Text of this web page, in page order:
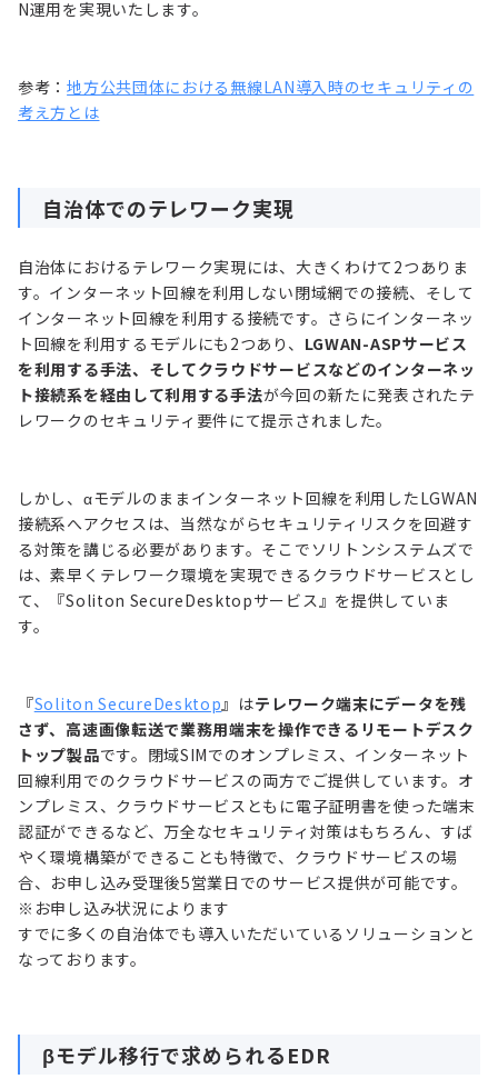
N運用を実現いたします。
参考：地方公共団体における無線LAN導入時のセキュリティの
考え方とは
自治体でのテレワーク実現
自治体におけるテレワーク実現には、大きくわけて2つありま
す。インターネット回線を利用しない閉域網での接続、そして
インターネット回線を利用する接続です。さらにインターネッ
ト回線を利用するモデルにも2つあり、 LGWAN-ASPサービス
を利用する手法、そしてクラウドサービスなどのインターネッ
ト接続系を経由して利用する手法が今回の新たに発表されたテ
レワークのセキュリティ要件にて提示されました。
しかし、αモデルのままインターネット回線を利用したLGWAN
接続系へアクセスは、当然ながらセキュリティリスクを回避す
る対策を講じる必要があります。そこでソリトンシステムズで
は、素早くテレワーク環境を実現できるクラウドサービスとし
て、『Soliton SecureDesktopサービス』を提供していま
す。
『Soliton SecureDesktop』はテレワーク端末にデータを残
さず、高速画像転送で業務用端末を操作できるリモートデスク
トップ製品です。閉域SIMでのオンプレミス、インターネット
回線利用でのクラウドサービスの両方でご提供しています。オ
ンプレミス、クラウドサービスともに電子証明書を使った端末
認証ができるなど、万全なセキュリティ対策はもちろん、すば
やく環境構築ができることも特徴で、クラウドサービスの場
合、お申し込み受理後5営業日でのサービス提供が可能です。
※お申し込み状況によります
すでに多くの自治体でも導入いただいているソリューションと
なっております。
βモデル移行で求められるEDR